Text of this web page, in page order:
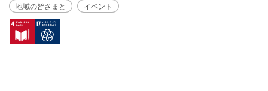
地域の皆さまと イベント